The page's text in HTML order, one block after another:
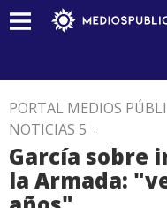
PORTAL MEDIOS
NOTICIAS 5 .
García sobre
la Armada: